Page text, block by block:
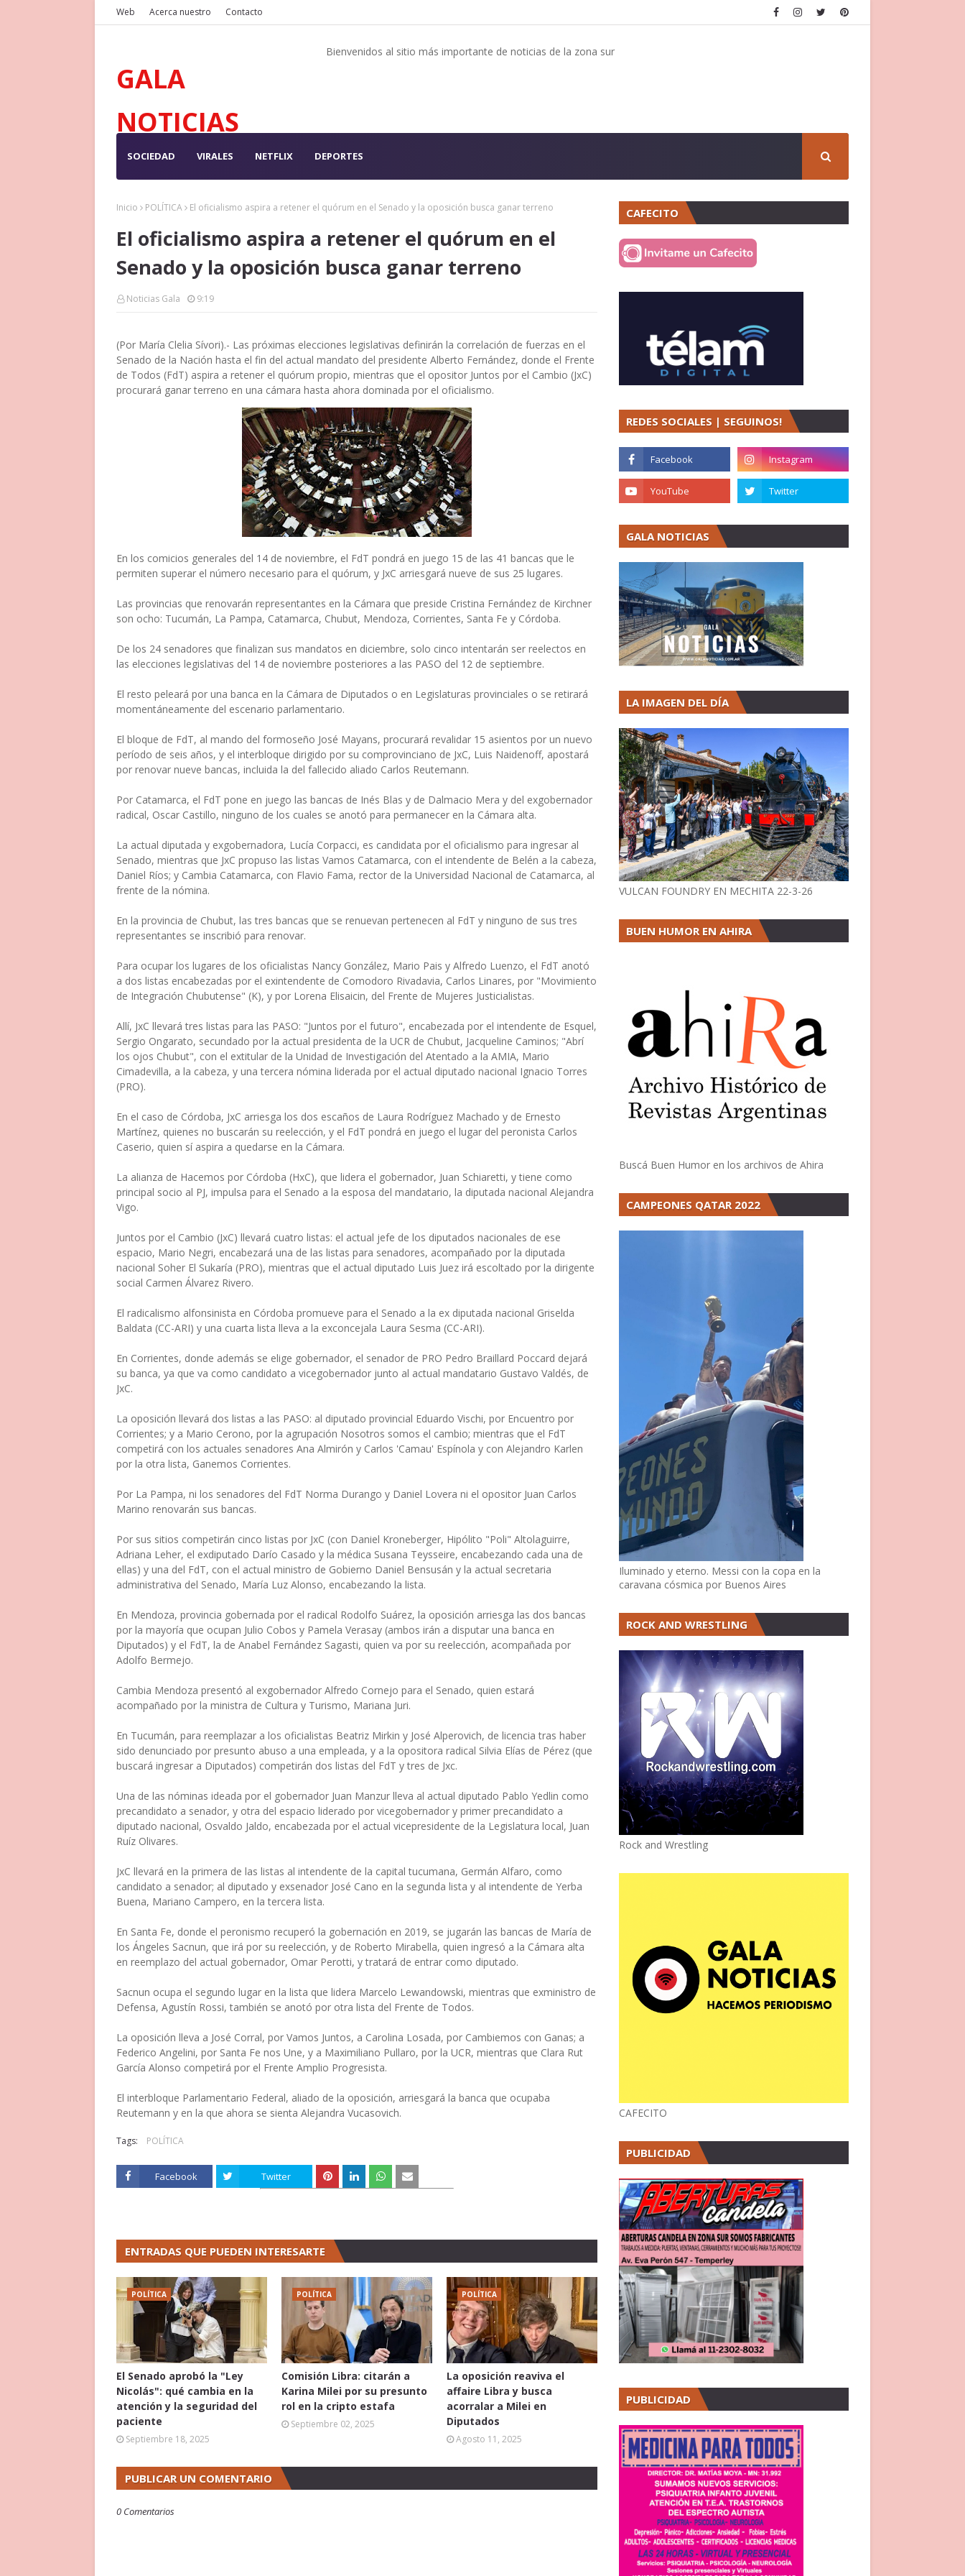
Web Acerca nuestro Contacto
GALA
NOTICIAS
Bienvenidos al sitio más importante de noticias de la zona sur
SOCIEDAD VIRALES NETFLIX DEPORTES
Inicio POLÍTICA El oficialismo aspira a retener el quórum en el Senado y la oposición busca ganar terreno
El oficialismo aspira a retener el quórum en el
Senado y la oposición busca ganar terreno
Noticias Gala 9:19
(Por María Clelia Sívori).- Las próximas elecciones legislativas definirán la correlación de fuerzas en el
Senado de la Nación hasta el fin del actual mandato del presidente Alberto Fernández, donde el Frente
de Todos (FdT) aspira a retener el quórum propio, mientras que el opositor Juntos por el Cambio (JxC)
procurará ganar terreno en una cámara hasta ahora dominada por el oficialismo.
En los comicios generales del 14 de noviembre, el FdT pondrá en juego 15 de las 41 bancas que le
permiten superar el número necesario para el quórum, y JxC arriesgará nueve de sus 25 lugares.
Las provincias que renovarán representantes en la Cámara que preside Cristina Fernández de Kirchner
son ocho: Tucumán, La Pampa, Catamarca, Chubut, Mendoza, Corrientes, Santa Fe y Córdoba.
De los 24 senadores que finalizan sus mandatos en diciembre, solo cinco intentarán ser reelectos en
las elecciones legislativas del 14 de noviembre posteriores a las PASO del 12 de septiembre.
El resto peleará por una banca en la Cámara de Diputados o en Legislaturas provinciales o se retirará
momentáneamente del escenario parlamentario.
El bloque de FdT, al mando del formoseño José Mayans, procurará revalidar 15 asientos por un nuevo
período de seis años, y el interbloque dirigido por su comprovinciano de JxC, Luis Naidenoff, apostará
por renovar nueve bancas, incluida la del fallecido aliado Carlos Reutemann.
Por Catamarca, el FdT pone en juego las bancas de Inés Blas y de Dalmacio Mera y del exgobernador
radical, Oscar Castillo, ninguno de los cuales se anotó para permanecer en la Cámara alta.
La actual diputada y exgobernadora, Lucía Corpacci, es candidata por el oficialismo para ingresar al
Senado, mientras que JxC propuso las listas Vamos Catamarca, con el intendente de Belén a la cabeza,
Daniel Ríos; y Cambia Catamarca, con Flavio Fama, rector de la Universidad Nacional de Catamarca, al
frente de la nómina.
En la provincia de Chubut, las tres bancas que se renuevan pertenecen al FdT y ninguno de sus tres
representantes se inscribió para renovar.
Para ocupar los lugares de los oficialistas Nancy González, Mario Pais y Alfredo Luenzo, el FdT anotó
a dos listas encabezadas por el exintendente de Comodoro Rivadavia, Carlos Linares, por "Movimiento
de Integración Chubutense" (K), y por Lorena Elisaicin, del Frente de Mujeres Justicialistas.
Allí, JxC llevará tres listas para las PASO: "Juntos por el futuro", encabezada por el intendente de Esquel,
Sergio Ongarato, secundado por la actual presidenta de la UCR de Chubut, Jacqueline Caminos; "Abrí
los ojos Chubut", con el extitular de la Unidad de Investigación del Atentado a la AMIA, Mario
Cimadevilla, a la cabeza, y una tercera nómina liderada por el actual diputado nacional Ignacio Torres
(PRO).
En el caso de Córdoba, JxC arriesga los dos escaños de Laura Rodríguez Machado y de Ernesto
Martínez, quienes no buscarán su reelección, y el FdT pondrá en juego el lugar del peronista Carlos
Caserio, quien sí aspira a quedarse en la Cámara.
La alianza de Hacemos por Córdoba (HxC), que lidera el gobernador, Juan Schiaretti, y tiene como
principal socio al PJ, impulsa para el Senado a la esposa del mandatario, la diputada nacional Alejandra
Vigo.
Juntos por el Cambio (JxC) llevará cuatro listas: el actual jefe de los diputados nacionales de ese
espacio, Mario Negri, encabezará una de las listas para senadores, acompañado por la diputada
nacional Soher El Sukaría (PRO), mientras que el actual diputado Luis Juez irá escoltado por la dirigente
social Carmen Álvarez Rivero.
El radicalismo alfonsinista en Córdoba promueve para el Senado a la ex diputada nacional Griselda
Baldata (CC-ARI) y una cuarta lista lleva a la exconcejala Laura Sesma (CC-ARI).
En Corrientes, donde además se elige gobernador, el senador de PRO Pedro Braillard Poccard dejará
su banca, ya que va como candidato a vicegobernador junto al actual mandatario Gustavo Valdés, de
JxC.
La oposición llevará dos listas a las PASO: al diputado provincial Eduardo Vischi, por Encuentro por
Corrientes; y a Mario Cerono, por la agrupación Nosotros somos el cambio; mientras que el FdT
competirá con los actuales senadores Ana Almirón y Carlos 'Camau' Espínola y con Alejandro Karlen
por la otra lista, Ganemos Corrientes.
Por La Pampa, ni los senadores del FdT Norma Durango y Daniel Lovera ni el opositor Juan Carlos
Marino renovarán sus bancas.
Por sus sitios competirán cinco listas por JxC (con Daniel Kroneberger, Hipólito "Poli" Altolaguirre,
Adriana Leher, el exdiputado Darío Casado y la médica Susana Teysseire, encabezando cada una de
ellas) y una del FdT, con el actual ministro de Gobierno Daniel Bensusán y la actual secretaria
administrativa del Senado, María Luz Alonso, encabezando la lista.
En Mendoza, provincia gobernada por el radical Rodolfo Suárez, la oposición arriesga las dos bancas
por la mayoría que ocupan Julio Cobos y Pamela Verasay (ambos irán a disputar una banca en
Diputados) y el FdT, la de Anabel Fernández Sagasti, quien va por su reelección, acompañada por
Adolfo Bermejo.
Cambia Mendoza presentó al exgobernador Alfredo Cornejo para el Senado, quien estará
acompañado por la ministra de Cultura y Turismo, Mariana Juri.
En Tucumán, para reemplazar a los oficialistas Beatriz Mirkin y José Alperovich, de licencia tras haber
sido denunciado por presunto abuso a una empleada, y a la opositora radical Silvia Elías de Pérez (que
buscará ingresar a Diputados) competirán dos listas del FdT y tres de Jxc.
Una de las nóminas ideada por el gobernador Juan Manzur lleva al actual diputado Pablo Yedlin como
precandidato a senador, y otra del espacio liderado por vicegobernador y primer precandidato a
diputado nacional, Osvaldo Jaldo, encabezada por el actual vicepresidente de la Legislatura local, Juan
Ruíz Olivares.
JxC llevará en la primera de las listas al intendente de la capital tucumana, Germán Alfaro, como
candidato a senador; al diputado y exsenador José Cano en la segunda lista y al intendente de Yerba
Buena, Mariano Campero, en la tercera lista.
En Santa Fe, donde el peronismo recuperó la gobernación en 2019, se jugarán las bancas de María de
los Ángeles Sacnun, que irá por su reelección, y de Roberto Mirabella, quien ingresó a la Cámara alta
en reemplazo del actual gobernador, Omar Perotti, y tratará de entrar como diputado.
Sacnun ocupa el segundo lugar en la lista que lidera Marcelo Lewandowski, mientras que exministro de
Defensa, Agustín Rossi, también se anotó por otra lista del Frente de Todos.
La oposición lleva a José Corral, por Vamos Juntos, a Carolina Losada, por Cambiemos con Ganas; a
Federico Angelini, por Santa Fe nos Une, y a Maximiliano Pullaro, por la UCR, mientras que Clara Rut
García Alonso competirá por el Frente Amplio Progresista.
El interbloque Parlamentario Federal, aliado de la oposición, arriesgará la banca que ocupaba
Reutemann y en la que ahora se sienta Alejandra Vucasovich.
Tags: POLÍTICA
Facebook Twitter
ENTRADAS QUE PUEDEN INTERESARTE
POLÍTICA
El Senado aprobó la "Ley
Nicolás": qué cambia en la
atención y la seguridad del
paciente
Septiembre 18, 2025
POLÍTICA
Comisión Libra: citarán a
Karina Milei por su presunto
rol en la cripto estafa
Septiembre 02, 2025
POLÍTICA
La oposición reaviva el
affaire Libra y busca
acorralar a Milei en
Diputados
Agosto 11, 2025
PUBLICAR UN COMENTARIO
0 Comentarios
CAFECITO
REDES SOCIALES | SEGUINOS!
GALA NOTICIAS
LA IMAGEN DEL DÍA
VULCAN FOUNDRY EN MECHITA 22-3-26
BUEN HUMOR EN AHIRA
Buscá Buen Humor en los archivos de Ahira
CAMPEONES QATAR 2022
Iluminado y eterno. Messi con la copa en la
caravana cósmica por Buenos Aires
ROCK AND WRESTLING
Rock and Wrestling
CAFECITO
PUBLICIDAD
PUBLICIDAD